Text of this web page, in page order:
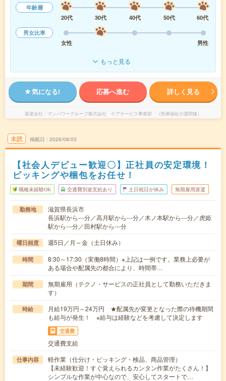
年齢層
20代
30代 40代 50代
60代
男女比率
女性
男性
もっと見る
気になる! 応募へ進む 詳しく見る
派遣会社 マンパワーグループ株式会社 ケアサービス事業部 （医療福祉介護関連）
未読 掲載日 2026/08/03
【社会人デビュー歓迎〇】正社員の安定環境！
ピッキングや梱包をお任せ！
職種未経験OK 交通費別途支給あり 土日祝日が休み 無期雇用派遣
勤務地
滋賀県長浜市
長浜駅から---分／高月駅から---分／木ノ本駅から---分／虎姫
駅から---分／田村駅から---分
曜日頻度 週5日／月～金（土日休み）
時間
8:30～17:30（実働8時間）※上記は一例です。業務上必要が
ある場合や配属先の都合により、時間帯…
期間
無期雇用（テクノ・サービスの正社員として勤務いただきま
す）
時給
月給19万円～24万円 ★配属先が変更となった際の待機期間
も給与が発生！ ※給与は経験などを考慮して決定します
交通費
交通費支給
仕事内容
軽作業（仕分け・ピッキング・検品、商品管理）
【未経験歓迎！すぐ覚えられるカンタン作業がたくさん！】
シンプルな作業が中心なので、安心してスタートで…